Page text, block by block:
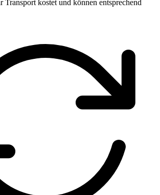
Transport kostet und können entsprechend